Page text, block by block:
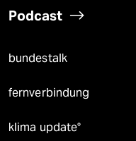
Podcast
bundestalk
fernverbindung
klima update°